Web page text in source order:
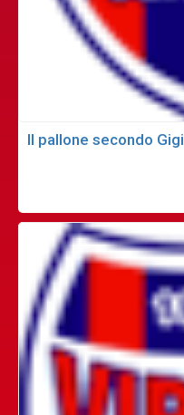
Il pallone secondo Gigi